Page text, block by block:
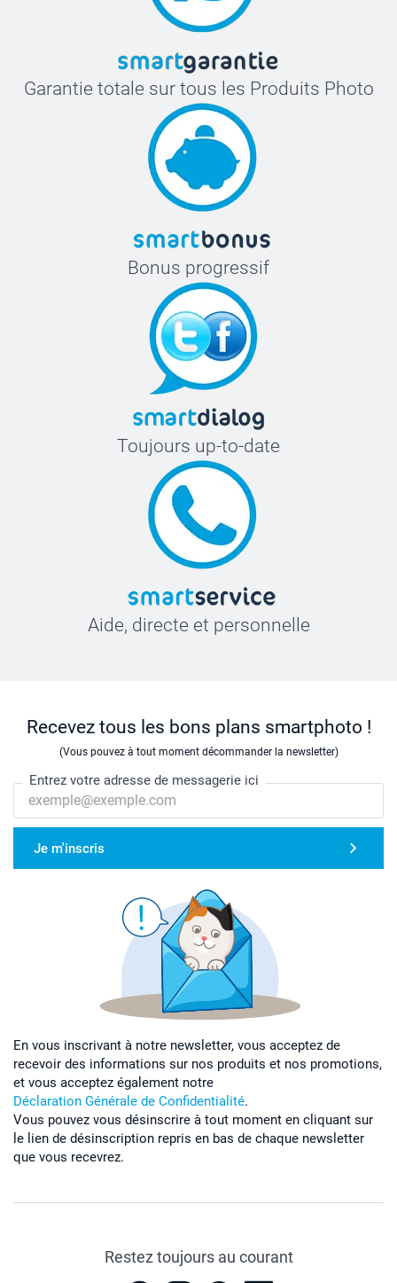
Garantie totale sur tous les Produits Photo
Bonus progressif
Toujours up-to-date
Aide, directe et personnelle
Recevez tous les bons plans smartphoto !
(Vous pouvez à tout moment décommander la newsletter)
Entrez votre adresse de messagerie ici
Je m'inscris
En vous inscrivant à notre newsletter, vous acceptez de
recevoir des informations sur nos produits et nos promotions,
et vous acceptez également notre
Déclaration Générale de Confidentialité.
Vous pouvez vous désinscrire à tout moment en cliquant sur
le lien de désinscription repris en bas de chaque newsletter
que vous recevrez.
Restez toujours au courant